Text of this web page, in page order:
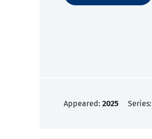
Appeared: 2025 Series: